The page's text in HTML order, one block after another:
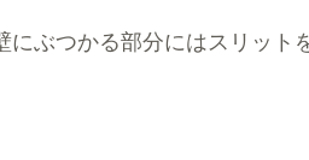
ぶつかる部分にはスリット